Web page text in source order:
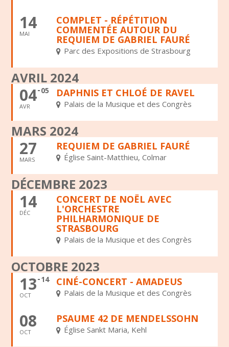
14
MAI
COMPLET - RÉPÉTITION
COMMENTÉE AUTOUR DU
REQUIEM DE GABRIEL FAURÉ
Parc des Expositions de Strasbourg
AVRIL 2024
04
AVR
05 DAPHNIS ET CHLOÉ DE RAVEL
Palais de la Musique et des Congrès
MARS 2024
27
MARS
REQUIEM DE GABRIEL FAURÉ
Église Saint-Matthieu, Colmar
DÉCEMBRE 2023
14
DÉC
CONCERT DE NOËL AVEC
L'ORCHESTRE
PHILHARMONIQUE DE
STRASBOURG
Palais de la Musique et des Congrès
OCTOBRE 2023
13
OCT
14 CINÉ-CONCERT - AMADEUS
Palais de la Musique et des Congrès
08
OCT
PSAUME 42 DE MENDELSSOHN
Église Sankt Maria, Kehl